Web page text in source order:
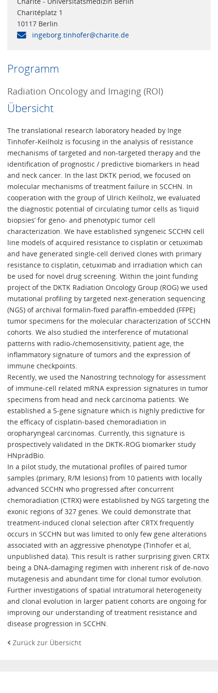
Charitéplatz 1
10117 Berlin
ingeborg.tinhofer@charite.de
Programm
Radiation Oncology and Imaging (ROI)
Übersicht
The translational research laboratory headed by Inge
Tinhofer-Keilholz is focusing in the analysis of resistance
mechanisms of targeted and non-targeted therapy and the
identification of prognostic / predictive biomarkers in head
and neck cancer. In the last DKTK period, we focused on
molecular mechanisms of treatment failure in SCCHN. In
cooperation with the group of Ulrich Keilholz, we evaluated
the diagnostic potential of circulating tumor cells as ‘liquid
biopsies’ for geno- and phenotypic tumor cell
characterization. We have established syngeneic SCCHN cell
line models of acquired resistance to cisplatin or cetuximab
and have generated single-cell derived clones with primary
resistance to cisplatin, cetuximab and irradiation which can
be used for novel drug screening. Within the joint funding
project of the DKTK Radiation Oncology Group (ROG) we used
mutational profiling by targeted next-generation sequencing
(NGS) of archival formalin-fixed paraffin-embedded (FFPE)
tumor specimens for the molecular characterization of SCCHN
cohorts. We also studied the interference of mutational
patterns with radio-/chemosensitivity, patient age, the
inflammatory signature of tumors and the expression of
immune checkpoints.
Recently, we used the Nanostring technology for assessment
of immune-cell related mRNA expression signatures in tumor
specimens from head and neck carcinoma patients. We
established a 5-gene signature which is highly predictive for
the efficacy of cisplatin-based chemoradiation in
oropharyngeal carcinomas. Currently, this signature is
prospectively validated in the DKTK-ROG biomarker study
HNprädBio.
In a pilot study, the mutational profiles of paired tumor
samples (primary, R/M lesions) from 10 patients with locally
advanced SCCHN who progressed after concurrent
chemoradiation (CTRX) were established by NGS targeting the
exonic regions of 327 genes. We could demonstrate that
treatment-induced clonal selection after CRTX frequently
occurs in SCCHN but was limited to only few gene alterations
associated with an aggressive phenotype (Tinhofer et al,
unpublished data). This result is rather surprising given CRTX
being a DNA-damaging regimen with inherent risk of de-novo
mutagenesis and abundant time for clonal tumor evolution.
Further investigations of spatial intratumoral heterogeneity
and clonal evolution in larger patient cohorts are ongoing for
improving our understanding of treatment resistance and
disease progression in SCCHN.
Zurück zur Übersicht